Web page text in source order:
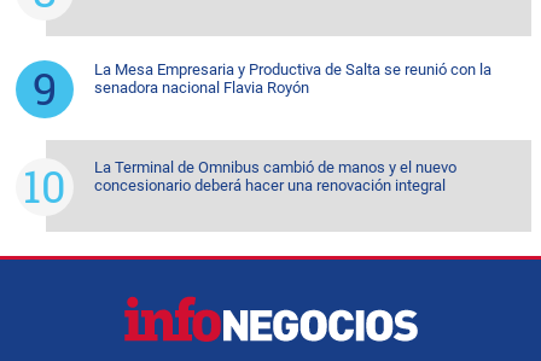
La Mesa Empresaria y Productiva de Salta se reunió con la
senadora nacional Flavia Royón
La Terminal de Omnibus cambió de manos y el nuevo
concesionario deberá hacer una renovación integral